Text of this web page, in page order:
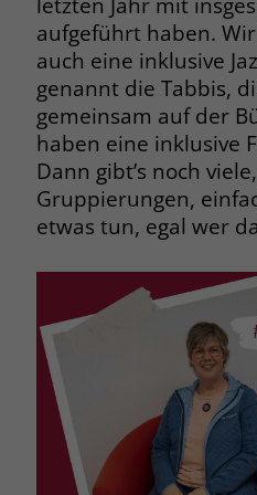
aufgeführt haben.
auch eine inklusive
genannt die Tabbis,
gemeinsam auf der
haben eine inklusive
Dann gibt’s noch
Gruppierungen,
etwas tun, egal wer
welche
sodass
Bestellungen
Anzeige
Name _gcl_dc
Anbieter Google Ads
Zweck
Dieses
User über
Es enthält
welche
sodass
Bestellungen
Anzeige